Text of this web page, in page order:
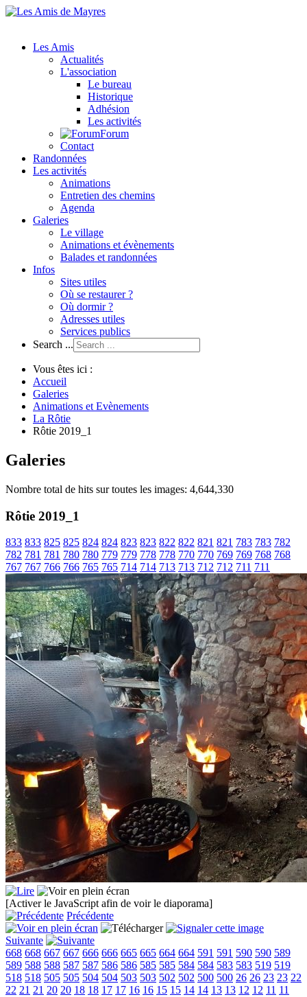
Les Amis
Actualités
L'association
Le bureau
Historique
Adhésion
Les activités
Forum
Contact
Randonnées
Les activités
Animations
Entretien des chemins
Agenda
Galeries
Le village
Animations et évènements
Balades et randonnées
Infos
Sites utiles
Où se restaurer ?
Où dormir ?
Adresses utiles
Services publics
Search ...
Vous êtes ici :
Accueil
Galeries
Animations et Evènements
La Rôtie
Rôtie 2019_1
Galeries
Nombre total de hits sur toutes les images: 4,644,330
Rôtie 2019_1
833 833 825 825 824 824 823 823 822 822 821 821 783 783 782
782 781 781 780 780 779 779 778 778 770 770 769 769 768 768
767 767 766 766 765 765 714 714 713 713 712 712 711 711
[Activer le JavaScript afin de voir le diaporama]
Précédente
Suivante
668 668 667 667 666 666 665 665 664 664 591 591 590 590 589
589 588 588 587 587 586 586 585 585 584 584 583 583 519 519
518 518 505 505 504 504 503 503 502 502 500 500 26 26 23 23 22
22 21 21 20 20 18 18 17 17 16 16 15 15 14 14 13 13 12 12 11 11